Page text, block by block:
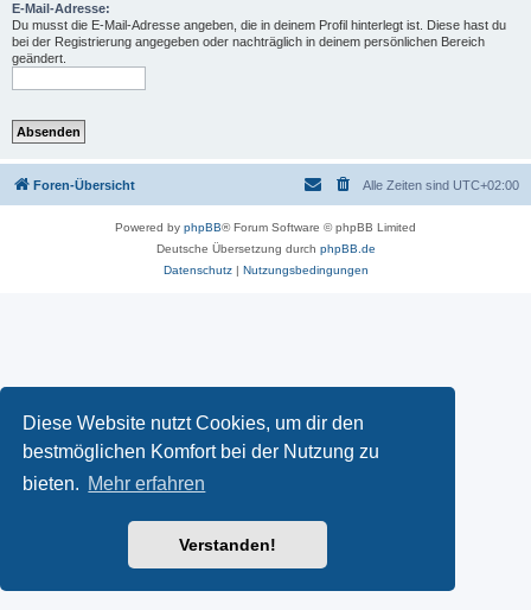
Diese Website nutzt Cookies, um dir den
bestmöglichen Komfort bei der Nutzung zu
bieten. Mehr erfahren
Verstanden!
E-Mail-Adresse:
Du musst die E-Mail-Adresse angeben, die in deinem Profil hinterlegt ist. Diese hast du
bei der Registrierung angegeben oder nachträglich in deinem persönlichen Bereich
geändert.
Foren-Übersicht Alle Zeiten sind UTC+02:00
Powered by phpBB® Forum Software © phpBB Limited
Deutsche Übersetzung durch phpBB.de
Datenschutz| Nutzungsbedingungen